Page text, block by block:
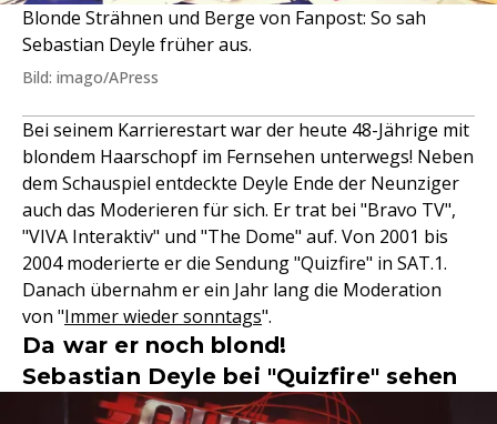
Blonde Strähnen und Berge von Fanpost: So sah
Sebastian Deyle früher aus.
Bild: imago/APress
Bei seinem Karrierestart war der heute 48-Jährige mit
blondem Haarschopf im Fernsehen unterwegs! Neben
dem Schauspiel entdeckte Deyle Ende der Neunziger
auch das Moderieren für sich. Er trat bei "Bravo TV",
"VIVA Interaktiv" und "The Dome" auf. Von 2001 bis
2004 moderierte er die Sendung "Quizfire" in SAT.1.
Danach übernahm er ein Jahr lang die Moderation
von "Immer wieder sonntags".
Da war er noch blond!
Sebastian Deyle bei "Quizfire" sehen